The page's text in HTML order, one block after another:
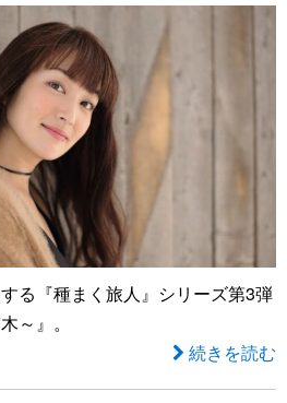
る『種まく旅人』シリーズ第3弾
～』。
続きを読む